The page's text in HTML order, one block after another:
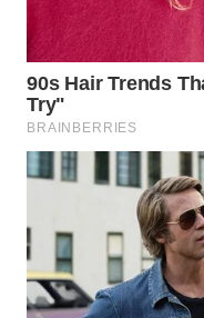
WN
BINTAN
WN
MANDALIKA
WN
LABUANBAJO